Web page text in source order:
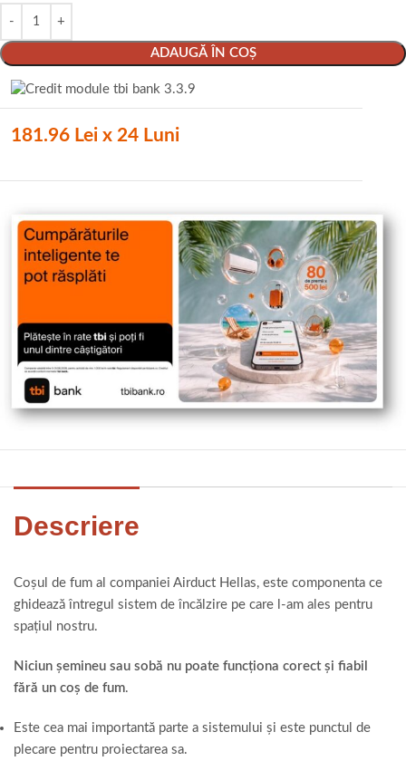
ADAUGĂ ÎN COȘ
181.96 Lei x 24 Luni
Descriere
Coșul de fum al companiei Airduct Hellas, este componenta ce
ghidează întregul sistem de încălzire pe care l-am ales pentru
spațiul nostru.
Niciun șemineu sau sobă nu poate funcționa corect și fiabil
fără un coș de fum.
Este cea mai importantă parte a sistemului și este punctul de
plecare pentru proiectarea sa.